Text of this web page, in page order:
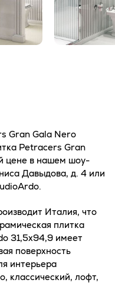
Gran Gala Nero
Petracers Gran
цене в нашем шоу-
Давыдова, д. 4 или
Италия, что
плитка
31,5x94,9 имеет
поверхность
интерьера
классический, лофт,